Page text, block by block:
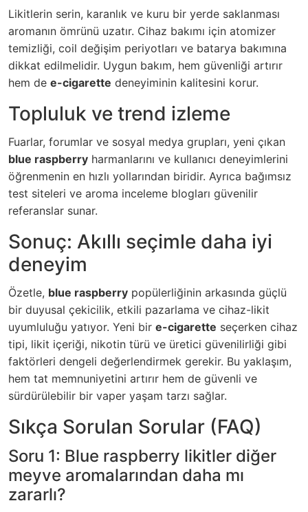
Likitlerin serin, karanlık ve kuru bir yerde saklanması
aromanın ömrünü uzatır. Cihaz bakımı için atomizer
temizliği, coil değişim periyotları ve batarya bakımına
dikkat edilmelidir. Uygun bakım, hem güvenliği artırır
hem de e-cigarette deneyiminin kalitesini korur.
Topluluk ve trend izleme
Fuarlar, forumlar ve sosyal medya grupları, yeni çıkan
blue raspberry harmanlarını ve kullanıcı deneyimlerini
öğrenmenin en hızlı yollarından biridir. Ayrıca bağımsız
test siteleri ve aroma inceleme blogları güvenilir
referanslar sunar.
Sonuç: Akıllı seçimle daha iyi
deneyim
Özetle, blue raspberry popülerliğinin arkasında güçlü
bir duyusal çekicilik, etkili pazarlama ve cihaz-likit
uyumluluğu yatıyor. Yeni bir e-cigarette seçerken cihaz
tipi, likit içeriği, nikotin türü ve üretici güvenilirliği gibi
faktörleri dengeli değerlendirmek gerekir. Bu yaklaşım,
hem tat memnuniyetini artırır hem de güvenli ve
sürdürülebilir bir vaper yaşam tarzı sağlar.
Sıkça Sorulan Sorular (FAQ)
Soru 1: Blue raspberry likitler diğer
meyve aromalarından daha mı
zararlı?